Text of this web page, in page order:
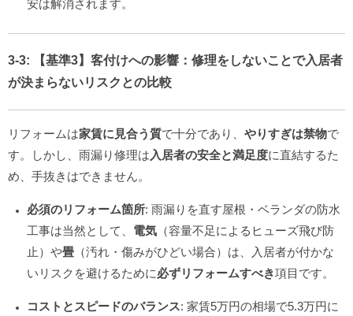
安は解消されます。
3-3: 【基準3】客付けへの影響 ：修理をしないことで入居者
が決まらないリスク との比較
リフォームは家賃に見合う質で十分であり、 やりすぎは禁物で
す。しかし、雨漏り修理は 入居者の安全と満足度に直結するた
め、手抜きはできません。
必須のリフォーム箇所: 雨漏りを直す屋根・ベランダの防水
工事は当然として、 電気 （容量不足によるヒューズ飛び防
止）や畳 （汚れ・傷みがひどい場合）は、入居者が付かな
いリスクを避けるために必ずリフォームすべき項目です。
コストとスピードのバランス: 家賃5万円の相場で5.3万円に